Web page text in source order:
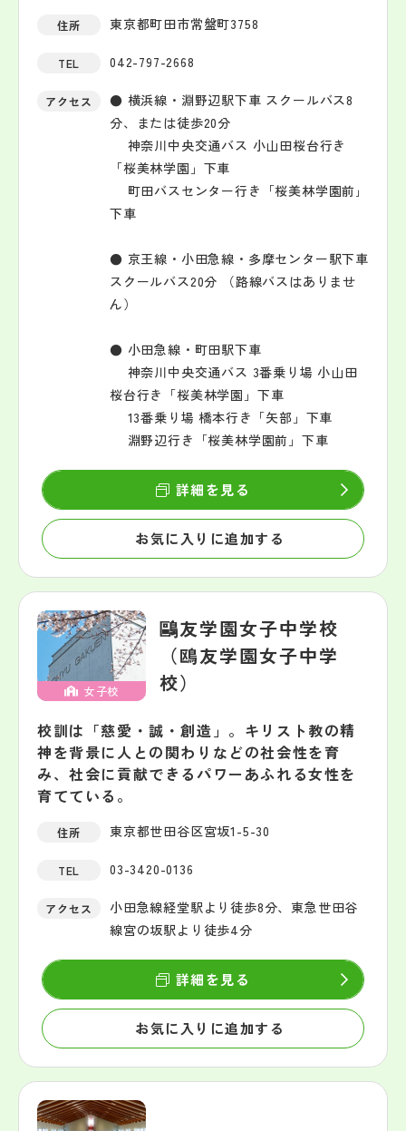
住所 東京都町田市常盤町3758
TEL 042-797-2668
アクセス
● 横浜線・淵野辺駅下車 スクールバス8
分、または徒歩20分
神奈川中央交通バス 小山田桜台行き
「桜美林学園」下車
町田バスセンター行き「桜美林学園前｣
下車
● 京王線・小田急線・多摩センター駅下車
スクールバス20分 （路線バスはありませ
ん）
● 小田急線・町田駅下車
神奈川中央交通バス 3番乗り場 小山田
桜台行き「桜美林学園」下車
13番乗り場 橋本行き「矢部」下車
淵野辺行き「桜美林学園前」下車
お気に入りに追加する
詳細を見る
女子校
鷗友学園女子中学校
（鴎友学園女子中学
校）
校訓は「慈愛・誠・創造」。キリスト教の精
神を背景に人との関わりなどの社会性を育
み、社会に貢献できるパワーあふれる女性を
育てている。
住所 東京都世田谷区宮坂1-5-30
TEL 03-3420-0136
アクセス
小田急線経堂駅より徒歩8分、東急世田谷
線宮の坂駅より徒歩4分
お気に入りに追加する
詳細を見る